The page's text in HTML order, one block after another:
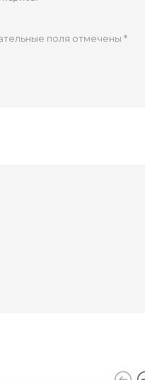
поля отмечены*